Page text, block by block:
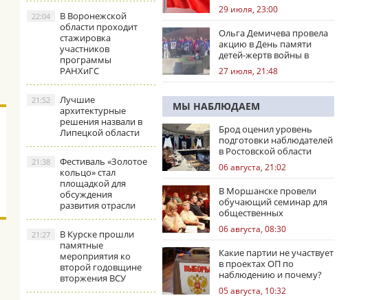
В Воронежской
области проходит
стажировка
участников
программы
РАНХиГС
22:04
Лучшие
архитектурные
решения назвали в
Липецкой области
21:52
Фестиваль «Золотое
кольцо» стал
площадкой для
обсуждения
развития отрасли
21:38
В Курске прошли
памятные
мероприятия ко
второй годовщине
вторжения ВСУ
21:27
29 июля, 23:00
Ольга Демичева провела
акцию в День памяти
детей-жертв войны в
Донбассе
27 июля, 21:48
МЫ НАБЛЮДАЕМ
Брод оценил уровень
подготовки наблюдателей
в Ростовской области
06 августа, 21:02
В Моршанске провели
обучающий семинар для
общественных
наблюдателей
06 августа, 08:30
Какие партии не участвует
в проектах ОП по
наблюдению и почему?
05 августа, 10:32